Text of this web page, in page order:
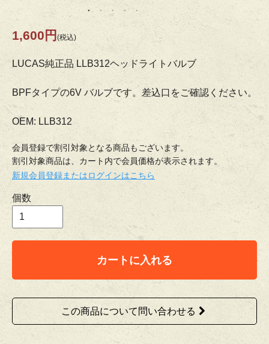
1,600円 (税込)
LUCAS純正品 LLB312ヘッドライトバルブ
BPFタイプの6V バルブです。差込口をご確認ください。
OEM: LLB312
会員登録で割引対象となる商品もございます。
割引対象商品は、カート内で会員価格が表示されます。
新規会員登録またはログインはこちら
個数
カートに入れる
この商品について問い合わせる